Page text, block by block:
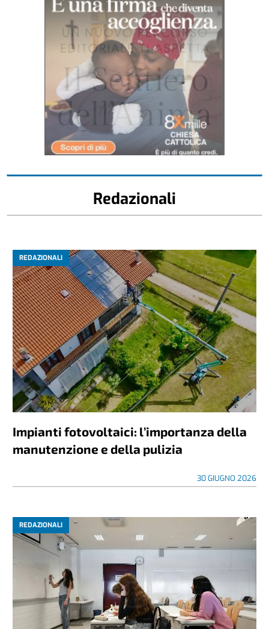
Redazionali
REDAZIONALI
Impianti fotovoltaici: l’importanza della
manutenzione e della pulizia
30 GIUGNO 2026
REDAZIONALI